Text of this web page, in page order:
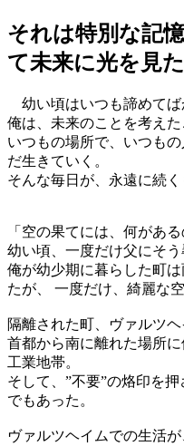
それは特別な記
て未来に光を見た
幼い頃はいつも諦めてば
俺は、未来のことを考えた
いつもの場所で、いつも
だ生きていく。
そんな毎日が、永遠に続く
「空の果てには、何がある
幼い頃、一度だけ父にそう
俺が幼少期に暮らした町
たが、 一度だけ、綺麗な
隔離された町、ヴァルツヘ
首都から南に離れた場所
工業地帯。
そして、”不要”の烙印を
でもあった。
ヴァルツヘイムでの生活